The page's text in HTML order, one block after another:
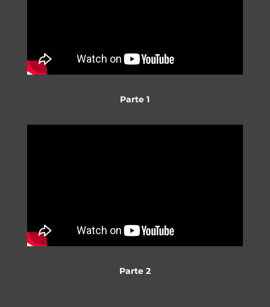
Parte 1
Parte 2